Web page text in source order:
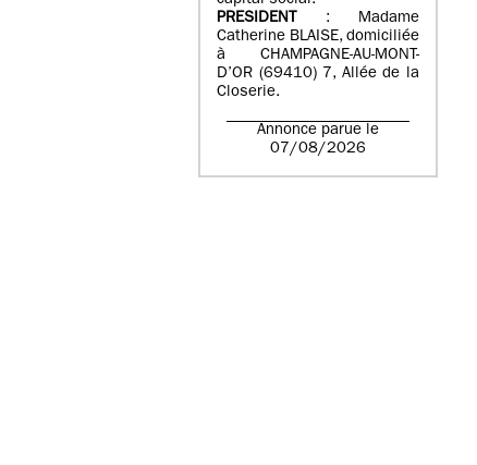
PRESIDENT : Madame
Catherine BLAISE, domiciliée
à CHAMPAGNE-AU-MONT-
D’OR (69410) 7, Allée de la
Closerie.
Annonce parue le
07/08/2026